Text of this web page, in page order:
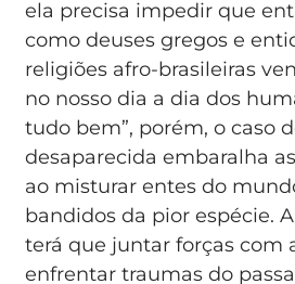
ela precisa impedir que
como deuses gregos e
religiões afro-brasileiras
no nosso dia a dia dos
tudo bem”, porém, o caso
desaparecida embaralha
ao misturar entes do
bandidos da pior espécie.
terá que juntar forças com
enfrentar traumas do